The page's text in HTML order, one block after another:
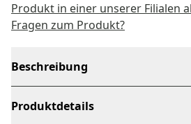
Produkt in einer unserer Filialen
Fragen zum Produkt?
Beschreibung
Produktdetails